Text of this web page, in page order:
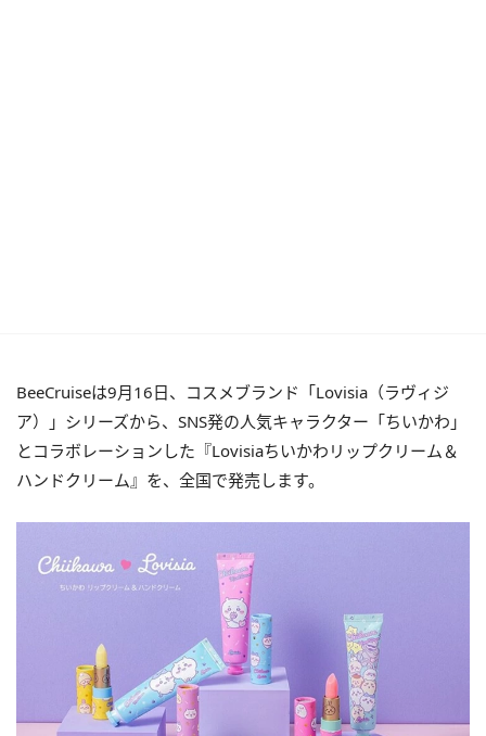
BeeCruiseは9月16日、コスメブランド「Lovisia（ラヴィジ
ア）」シリーズから、SNS発の人気キャラクター「ちいかわ」
とコラボレーションした『Lovisiaちいかわリップクリーム＆
ハンドクリーム』を、全国で発売します。